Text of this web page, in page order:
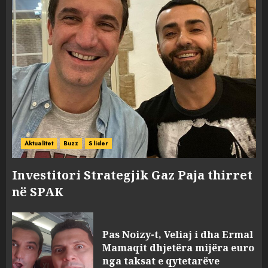
Aktualitet Buzz Slider
Investitori Strategjik Gaz Paja thirret
në SPAK
Pas Noizy-t, Veliaj i dha Ermal
Mamaqit dhjetëra mijëra euro
nga taksat e qytetarëve